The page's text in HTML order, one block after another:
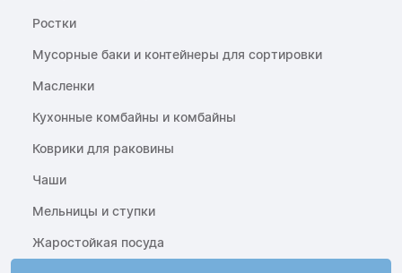
Ростки
Мусорные баки и контейнеры для сортировки
Масленки
Кухонные комбайны и комбайны
Коврики для раковины
Чаши
Мельницы и ступки
Жаростойкая посуда